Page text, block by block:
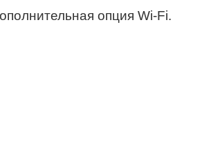
опция Wi-Fi.